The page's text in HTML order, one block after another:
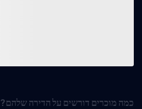
כמה מוכרים דורשים על הדירה שלהם?